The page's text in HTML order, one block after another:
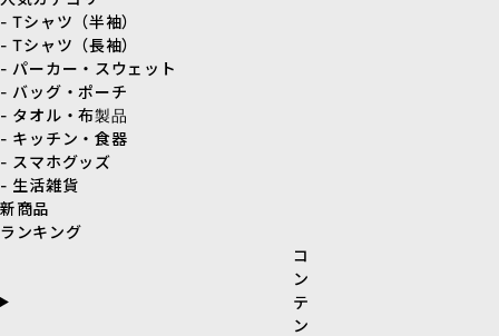
- Tシャツ（半袖）
- Tシャツ（長袖）
- パーカー・スウェット
- バッグ・ポーチ
- タオル・布製品
- キッチン・食器
- スマホグッズ
- 生活雑貨
新商品
ランキング
コ
ン
テ
ン